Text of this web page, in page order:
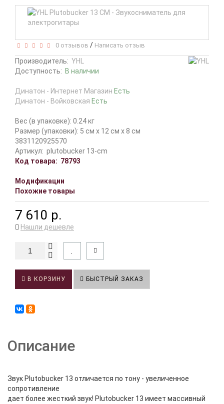
0 отзывов / Написать отзыв
Производитель: YHL
Доступность: В наличии
Динатон - Интернет Магазин Есть
Динатон - Войковская Есть
Вес (в упаковке): 0.24 кг
Размер (упаковки): 5 см x 12 см x 8 см
3831120925570
Артикул: plutobucker 13-cm
Код товара: 78793
Модификации
Похожие товары
7 610 р.
Нашли дешевле
В КОРЗИНУ БЫСТРЫЙ ЗАКАЗ
Описание
Звук Plutobucker 13 отличается по тону - увеличенное
сопротивление
дает более жесткий звук! Plutobucker 13 имеет массивный